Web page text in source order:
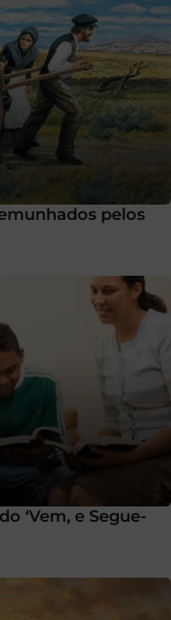
pelos
‘Vem, e Segue-